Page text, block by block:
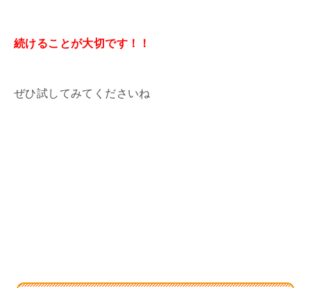
続けることが大切です！！
ぜひ試してみてくださいね